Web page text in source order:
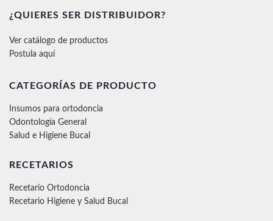
¿QUIERES SER DISTRIBUIDOR?
Ver catálogo de productos
Postula aquí
CATEGORÍAS DE PRODUCTO
Insumos para ortodoncia
Odontología General
Salud e Higiene Bucal
RECETARIOS
Recetario Ortodoncia
Recetario Higiene y Salud Bucal